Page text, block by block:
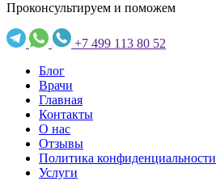
Проконсультируем и поможем
+7 499 113 80 52
Блог
Врачи
Главная
Контакты
О нас
Отзывы
Политика конфиденциальности
Услуги